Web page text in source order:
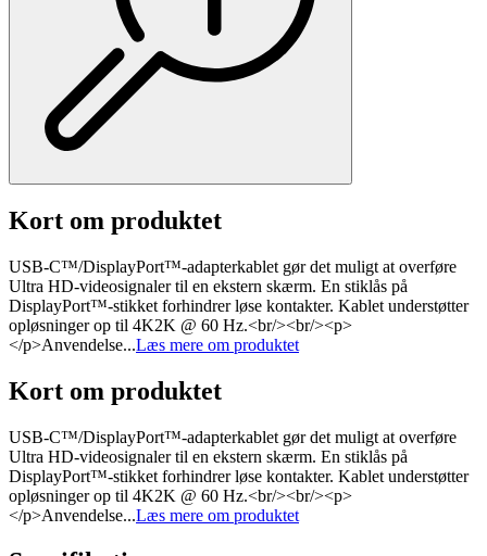
Kort om produktet
USB-C™/DisplayPort™-adapterkablet gør det muligt at overføre
Ultra HD-videosignaler til en ekstern skærm. En stiklås på
DisplayPort™-stikket forhindrer løse kontakter. Kablet understøtter
opløsninger op til 4K2K @ 60 Hz.<br/><br/><p>
</p>Anvendelse...Læs mere om produktet
Kort om produktet
USB-C™/DisplayPort™-adapterkablet gør det muligt at overføre
Ultra HD-videosignaler til en ekstern skærm. En stiklås på
DisplayPort™-stikket forhindrer løse kontakter. Kablet understøtter
opløsninger op til 4K2K @ 60 Hz.<br/><br/><p>
</p>Anvendelse...Læs mere om produktet